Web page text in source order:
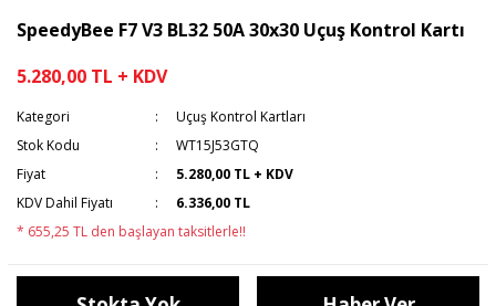
SpeedyBee F7 V3 BL32 50A 30x30 Uçuş Kontrol Kartı
5.280,00 TL + KDV
Kategori
Uçuş Kontrol Kartları
Stok Kodu
WT15J53GTQ
Fiyat
5.280,00 TL + KDV
KDV Dahil Fiyatı
6.336,00 TL
* 655,25 TL den başlayan taksitlerle!!